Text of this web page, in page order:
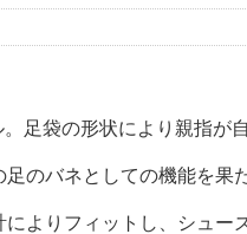
足袋の形状により親指が
のバネとしての機能を
よりフィットし、シュー